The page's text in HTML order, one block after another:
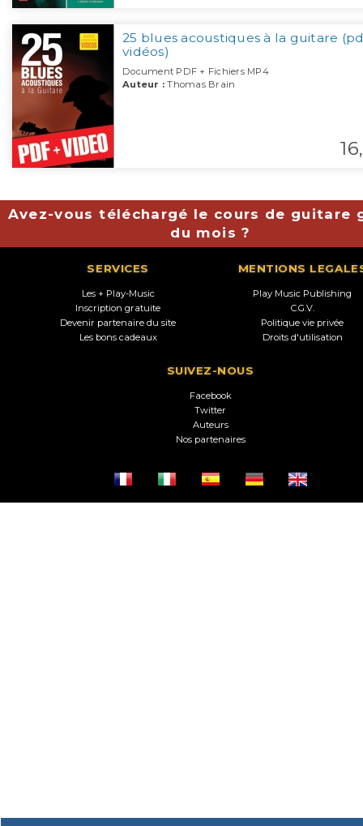
25 blues acoustiques à la guitare
vidéos)
Document PDF + Fichiers MP4
Auteur : Thomas Brain
16,
Avez-vous téléchargé le cours de guitare
du mois ?
SERVICES
Les + Play-Music
Inscription gratuite
Devenir partenaire du site
Les bons cadeaux
MENTIONS
Play Music Publishing
C.G.V.
Politique vie privée
Droits d'utilisation
SUIVEZ-NOUS
Facebook
Twitter
Auteurs
Nos partenaires